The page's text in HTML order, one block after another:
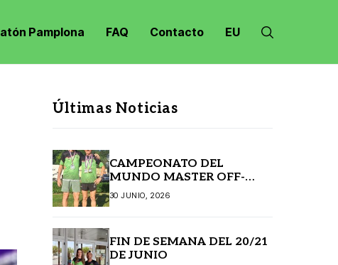
Pamplona FAQ Contacto EU
Últimas Noticias
CAMPEONATO DEL
MUNDO MASTER OFF-
ROAD JANSKE LAZNE
(REPÚBLICA CHECA)
30 JUNIO, 2026
FIN DE SEMANA DEL 20/21
DE JUNIO